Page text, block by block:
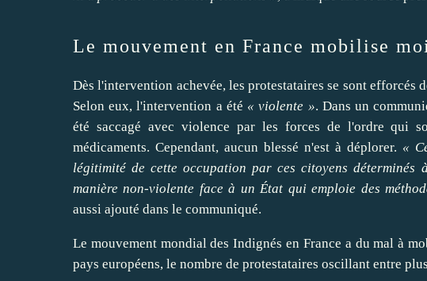
Le mouvement en France mobilise
Dès l'intervention achevée, les protestataires se sont efforcés
Selon eux, l'intervention a été « violente ». Dans un
été saccagé avec violence par les forces de l'ordre qui
médicaments. Cependant, aucun blessé n'est à déplorer. «
légitimité de cette occupation par ces citoyens
manière non-violente face à un État qui emploie des
aussi ajouté dans le communiqué.
Le mouvement mondial des Indignés en France a du mal à
pays européens, le nombre de protestataires oscillant entre